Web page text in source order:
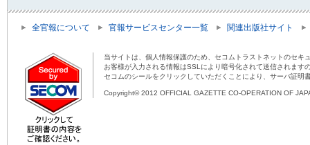
全官報について 官報サービスセンター一覧 関連出版社サイト
当サイトは、個人情報保護のため、セコムトラストネットのセキ
お客様が入力される情報はSSLにより暗号化されて送信されま
セコムのシールをクリックしていただくことにより、サーバ証明
Copyright© 2012 OFFICIAL GAZETTE CO-OPERATION OF